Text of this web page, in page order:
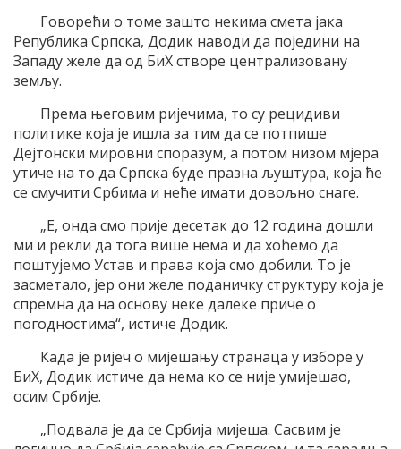
Говорећи о томе зашто некима смета јака
Република Српска, Додик наводи да поједини на
Западу желе да од БиХ створе централизовану
земљу.
Према његовим ријечима, то су рецидиви
политике која је ишла за тим да се потпише
Дејтонски мировни споразум, а потом низом мјера
утиче на то да Српска буде празна љуштура, која ће
се смучити Србима и неће имати довољно снаге.
„Е, онда смо прије десетак до 12 година дошли
ми и рекли да тога више нема и да хоћемо да
поштујемо Устав и права која смо добили. То је
засметало, јер они желе поданичку структуру која је
спремна да на основу неке далеке приче о
погодностима“, истиче Додик.
Када је ријеч о мијешању странаца у изборе у
БиХ, Додик истиче да нема ко се није умијешао,
осим Србије.
„Подвала је да се Србија мијеша. Сасвим је